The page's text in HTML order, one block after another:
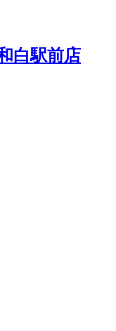
白駅前店